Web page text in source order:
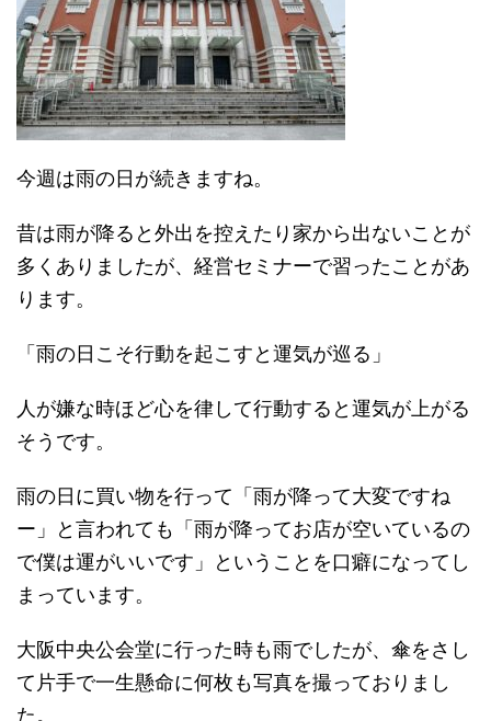
今週は雨の日が続きますね。
昔は雨が降ると外出を控えたり家から出ないことが
多くありましたが、経営セミナーで習ったことがあ
ります。
「雨の日こそ行動を起こすと運気が巡る」
人が嫌な時ほど心を律して行動すると運気が上がる
そうです。
雨の日に買い物を行って「雨が降って大変ですね
ー」と言われても「雨が降ってお店が空いているの
で僕は運がいいです」ということを口癖になってし
まっています。
大阪中央公会堂に行った時も雨でしたが、傘をさし
て片手で一生懸命に何枚も写真を撮っておりまし
た。